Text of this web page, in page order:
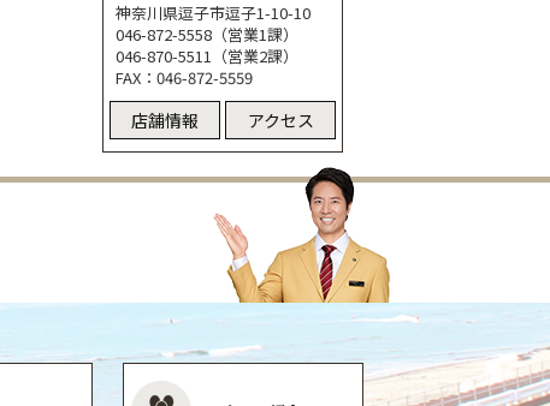
神奈川県逗子市逗子1-10-10
046-872-5558（営業1課）
046-870-5511（営業2課）
FAX：046-872-5559
店舗情報 アクセス